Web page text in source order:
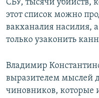
СБУ, тысячи убийств,
этот список можно
вакханалия насилия, а
только узаконить
Владимир
выразителем мыслей
чиновников, которые